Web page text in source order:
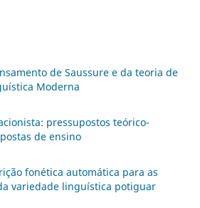
de Saussure e da teoria de
Moderna
pressupostos teórico-
de ensino
fonética automática para as
variedade linguística potiguar